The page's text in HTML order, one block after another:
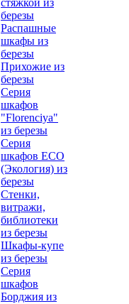
стяжкой из
березы
Распашные
шкафы из
березы
Прихожие из
березы
Серия
шкафов
"Florenciya"
из березы
Серия
шкафов ECO
(Экология) из
березы
Стенки,
витражи,
библиотеки
из березы
Шкафы-купе
из березы
Серия
шкафов
Борджия из